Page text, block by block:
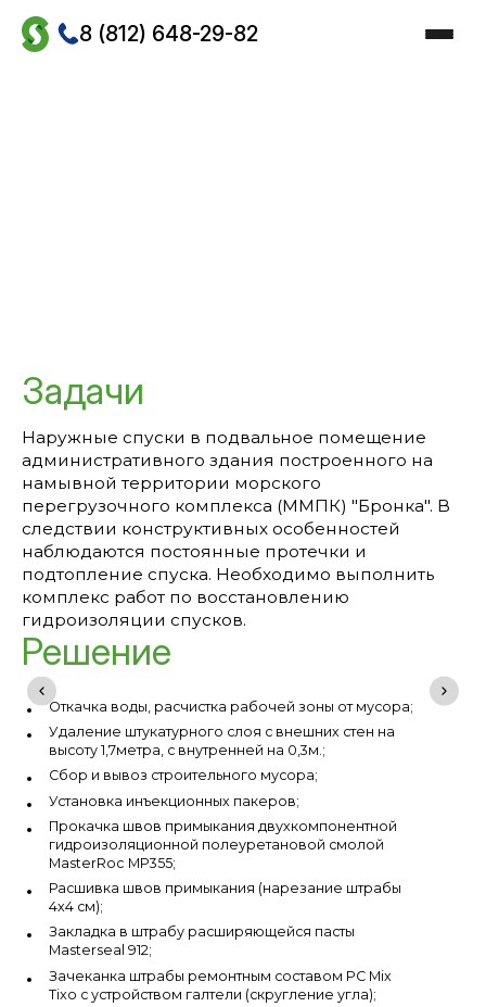
the
8 (812) 648-29-82
Задачи
Наружные спуски в подвальное помещение
административного здания построенного на
намывной территории морского
перегрузочного комплекса (ММПК) "Бронка". В
следствии конструктивных особенностей
наблюдаются постоянные протечки и
подтопление спуска. Необходимо выполнить
комплекс работ по восстановлению
гидроизоляции спусков.
Решение
Откачка воды, расчистка рабочей зоны от мусора;
Удаление штукатурного слоя с внешних стен на
высоту 1,7метра, с внутренней на 0,3м.;
Сбор и вывоз строительного мусора;
Установка инъекционных пакеров;
Прокачка швов примыкания двухкомпонентной
гидроизоляционной полеуретановой смолой
MasterRoc MP355;
Расшивка швов примыкания (нарезание штрабы
4х4 см);
Закладка в штрабу расширяющейся пасты
Masterseal 912;
Зачеканка штрабы ремонтным составом PC Mix
Tixo с устройством галтели (скругление угла);